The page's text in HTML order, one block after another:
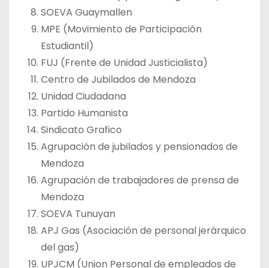
SOEVA Guaymallen
MPE (Movimiento de Participación
Estudiantil)
FUJ (Frente de Unidad Justicialista)
Centro de Jubilados de Mendoza
Unidad Ciudadana
Partido Humanista
Sindicato Grafico
Agrupación de jubilados y pensionados de
Mendoza
Agrupación de trabajadores de prensa de
Mendoza
SOEVA Tunuyan
APJ Gas (Asociación de personal jerárquico
del gas)
UPJCM (Union Personal de empleados de